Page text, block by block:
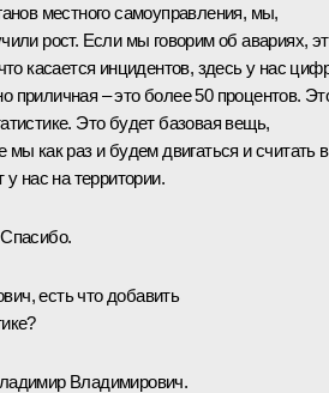
местного самоуправления, мы,
рост. Если мы говорим об авариях,
касается инцидентов, здесь у нас
приличная – это более 50 процентов.
Это будет базовая вещь,
мы как раз и будем двигаться и считать
у нас на территории.
есть что добавить
Владимирович.